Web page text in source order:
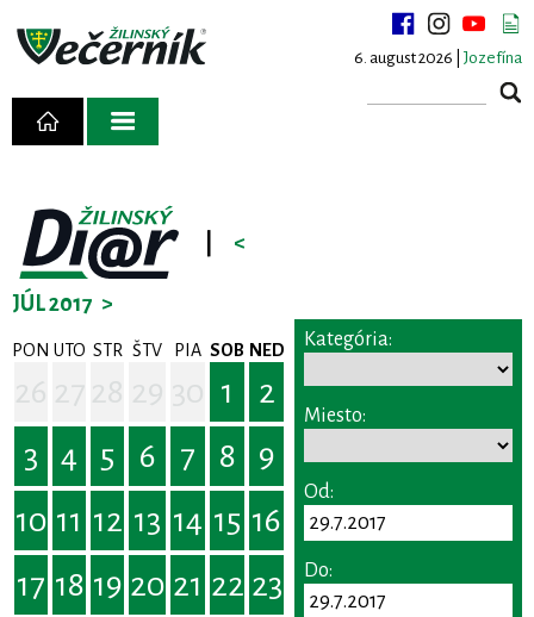
6. august 2026 | Jozefína
<
JÚL 2017 >
PON UTO STR ŠTV PIA SOB NED
1
2
3
4 5 6 7 8
9
10 11 12 13 14 15 16
17 18 19 20 21 22 23
Kategória:
Miesto:
Od:
Do: